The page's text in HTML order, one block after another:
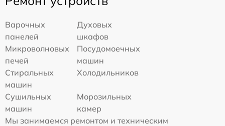
Варочных
панелей
Духовых
шкафов
Микроволновых
печей
Посудомоечных
машин
Стиральных
машин
Холодильников
Сушильных
машин
Морозильных
камер
Мы занимаемся ремонтом и техническим